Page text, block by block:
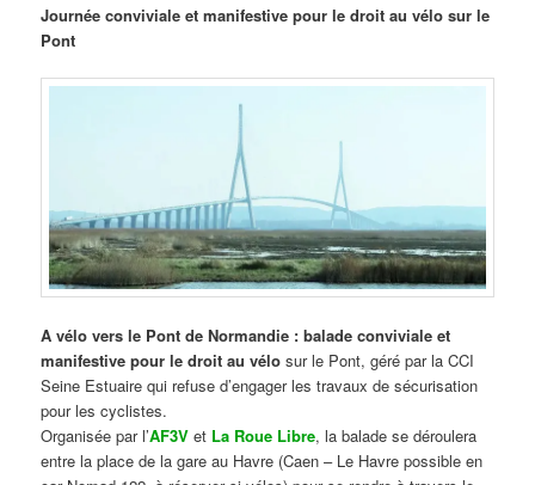
Journée conviviale et manifestive pour le droit au vélo sur le
Pont
A vélo vers le Pont de Normandie : balade conviviale et
manifestive pour le droit au vélo sur le Pont, géré par la CCI
Seine Estuaire qui refuse d’engager les travaux de sécurisation
pour les cyclistes.
Organisée par l’AF3V et La Roue Libre, la balade se déroulera
entre la place de la gare au Havre (Caen – Le Havre possible en